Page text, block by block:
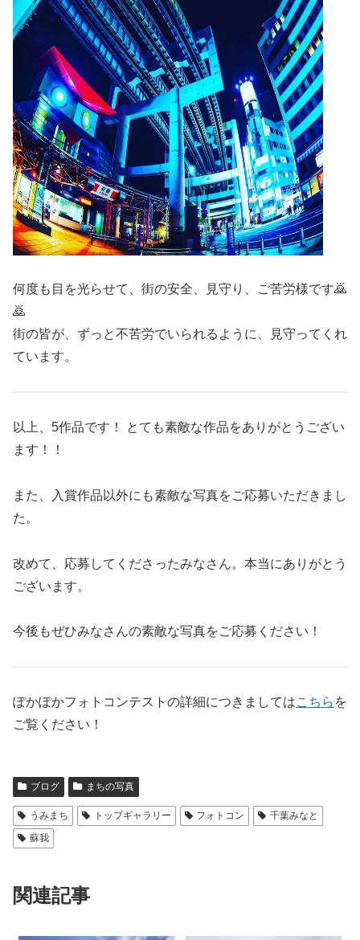
何度も目を光らせて、街の安全、見守り、ご苦労様です🙇
🙇
街の皆が、ずっと不苦労でいられるように、見守ってくれ
ています。
以上、5作品です！ とても素敵な作品をありがとうござい
ます！！
また、入賞作品以外にも素敵な写真をご応募いただきまし
た。
改めて、応募してくださったみなさん。本当にありがとう
ございます。
今後もぜひみなさんの素敵な写真をご応募ください！
ぽかぽかフォトコンテストの詳細につきましてはこちら を
ご覧ください！
ブログ まちの写真
うみまち トップギャラリー フォトコン
千葉みなと
蘇我
関連記事